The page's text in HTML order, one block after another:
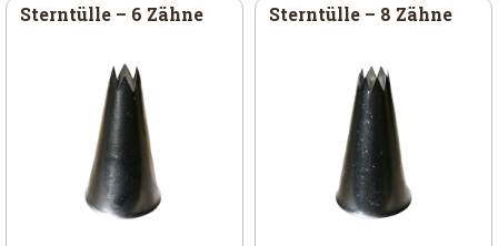
Sterntülle – 6 Zähne Sterntülle – 8 Zähne